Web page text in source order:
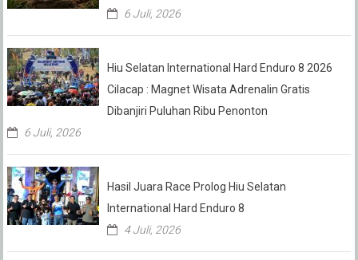
6 Juli, 2026
Hiu Selatan International Hard Enduro 8 2026
Cilacap : Magnet Wisata Adrenalin Gratis
Dibanjiri Puluhan Ribu Penonton
6 Juli, 2026
Hasil Juara Race Prolog Hiu Selatan
International Hard Enduro 8
4 Juli, 2026